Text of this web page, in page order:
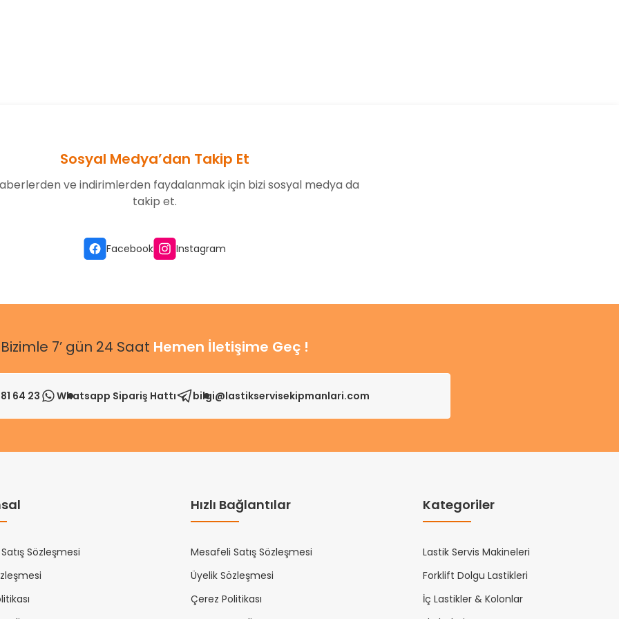
Gönder
Sosyal Medya’dan Takip Et
ve indirimlerden faydalanmak için bizi sosyal medya da
takip et.
Facebook Instagram
Bizimle 7’ gün 24 Saat Hemen İletişime Geç !
64 23 Whatsapp Sipariş Hattı bilgi@lastikservisekipmanlari.com
Sözleşmesi
Hızlı Bağlantılar
Mesafeli Satış Sözleşmesi
Üyelik Sözleşmesi
Çerez Politikası
Kategoriler
Lastik Servis Makineleri
Forklift Dolgu Lastikleri
İç Lastikler & Kolonlar